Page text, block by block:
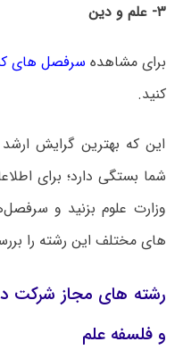
۳- علم و دین
برای مشاهده سرفصل های
کنید.
این که بهترین گرایش
شما بستگی دارد؛ برای
وزارت علوم بزنید و
های مختلف این رشته را
رشته های مجاز شرکت
و فلسفه علم